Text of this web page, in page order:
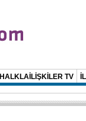
HALKLAİLİŞKİLER TV